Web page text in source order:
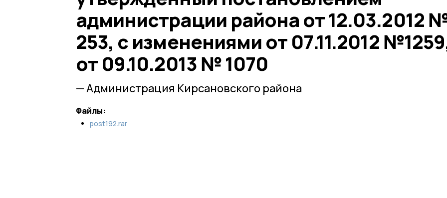
администрации района от 12.03.2012
253, с изменениями от 07.11.2012
от 09.10.2013 № 1070
— Администрация Кирсановского района
Файлы:
post192.rar